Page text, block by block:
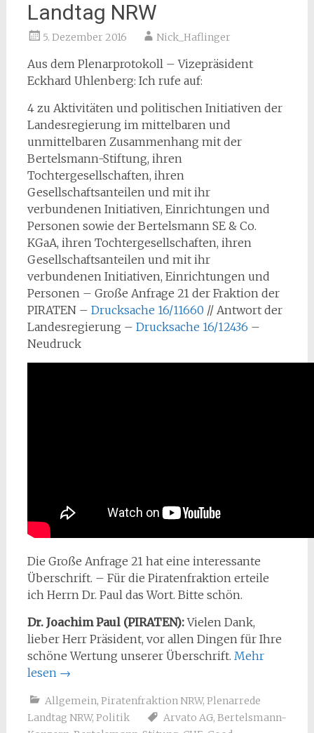
Landtag NRW
5. Dezember 2016 Nick_Haflinger
Aus dem Plenarprotokoll – Vizepräsident
Eckhard Uhlenberg: Ich rufe auf:
4 zu Aktivitäten und politischen Initiativen der
Landesregierung im mittelbaren und
unmittelbaren Zusammenhang mit der
Bertelsmann-Stiftung, ihren
Tochtergesellschaften, ihren
Gesellschaftsanteilen und mit ihr
verbundenen Initiativen, Einrichtungen und
Personen sowie der Bertelsmann SE & Co.
KGaA, ihren Tochtergesellschaften, ihren
Gesellschaftsanteilen und mit ihr
verbundenen Initiativen, Einrichtungen und
Personen – Große Anfrage 21 der Fraktion der
PIRATEN – Drucksache 16/11660 // Antwort der
Landesregierung – Drucksache 16/12436 –
Neudruck
Die Große Anfrage 21 hat eine interessante
Überschrift. – Für die Piratenfraktion erteile
ich Herrn Dr. Paul das Wort. Bitte schön.
Dr. Joachim Paul (PIRATEN):Vielen Dank,
lieber Herr Präsident, vor allen Dingen für Ihre
schöne Wertung unserer Überschrift. Mehr
lesen →
Allgemein, Piratenfraktion NRW, Plenarrede
Landtag NRW, Politik Arvato AG, Bertelsmann-